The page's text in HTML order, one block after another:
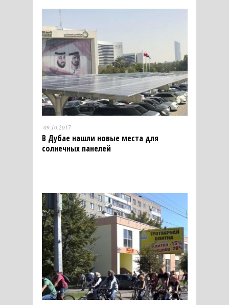
09.10.2017
В Дубае нашли новые места для
солнечных панелей